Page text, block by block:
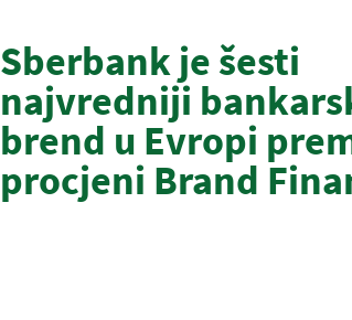
Sberbank je šesti
najvredniji
brend u Evropi
procjeni Brand